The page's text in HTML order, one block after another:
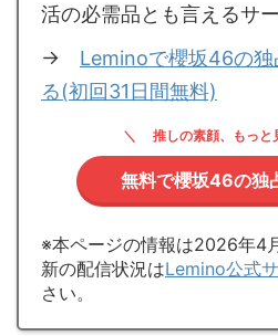
活の必需品とも言えるサー
→ Leminoで櫻坂46の
る(初回31日間無料)
推しの素顔、もっと
無料で櫻坂46の独
※本ページの情報は2026年4
新の配信状況はLemino公式
さい。